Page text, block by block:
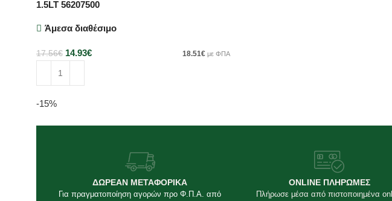
-15%
1.5LT 56207500
Άμεσα διαθέσιμο
17.56€ 14.93€ 18.51€ με ΦΠΑ
Προσθήκη στο καλάθι
ΔΩΡΕΑΝ ΜΕΤΑΦΟΡΙΚΑ
Για πραγματοποίηση αγορών προ Φ.Π.Α. από
ONLINE ΠΛΗΡΩΜΕΣ
Πλήρωσε μέσα από πιστοποιημένα